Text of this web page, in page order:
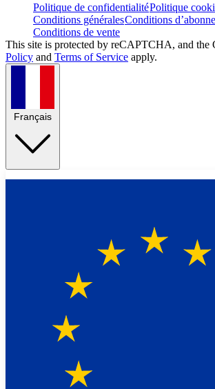
Politique de confidentialitéPolitique
Conditions généralesConditions
Conditions de vente
This site is protected by reCAPTCHA, and the
Policy and Terms of Service apply.
Français